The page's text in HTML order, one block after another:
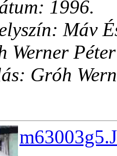
1996.
Máv
Werner Péter
Gróh